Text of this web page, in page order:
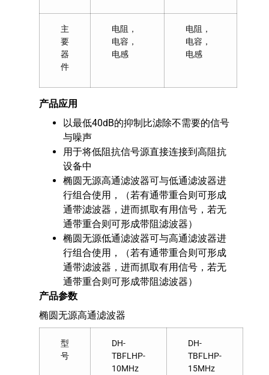
主
要
器
件
电阻，
电容，
电感
电阻，
电容，
电感
产品应用
以最低40dB的抑制比滤除不需要的信号
与噪声
用于将低阻抗信号源直接连接到高阻抗
设备中
椭圆无源高通滤波器可与低通滤波器进
行组合使用，（若有通带重合则可形成
通带滤波器，进而抓取有用信号，若无
通带重合则可形成带阻滤波器）
椭圆无源低通滤波器可与高通滤波器进
行组合使用，（若有通带重合则可形成
通带滤波器，进而抓取有用信号，若无
通带重合则可形成带阻滤波器）
产品参数
椭圆无源高通滤波器
型
号
DH-
TBFLHP-
10MHz
DH-
TBFLHP-
15MHz